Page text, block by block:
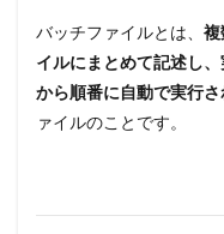
バッチファイルとは、 複
イルにまとめて記述し
から順番に自動で実行さ
ァイルのことです。